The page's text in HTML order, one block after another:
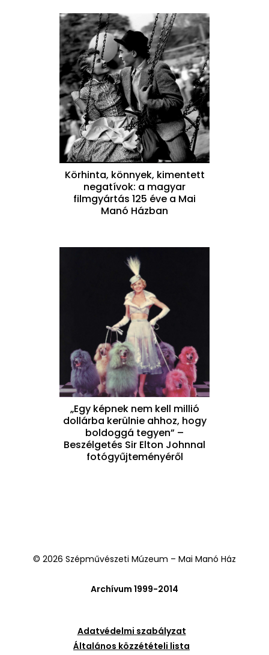
Körhinta, könnyek, kimentett
negatívok: a magyar
filmgyártás 125 éve a Mai
Manó Házban
„Egy képnek nem kell millió
dollárba kerülnie ahhoz, hogy
boldoggá tegyen” –
Beszélgetés Sir Elton Johnnal
fotógyűjteményéről
© 2026 Szépművészeti Múzeum – Mai Manó Ház
Archívum 1999-2014
Adatvédelmi szabályzat
Általános közzétételi lista